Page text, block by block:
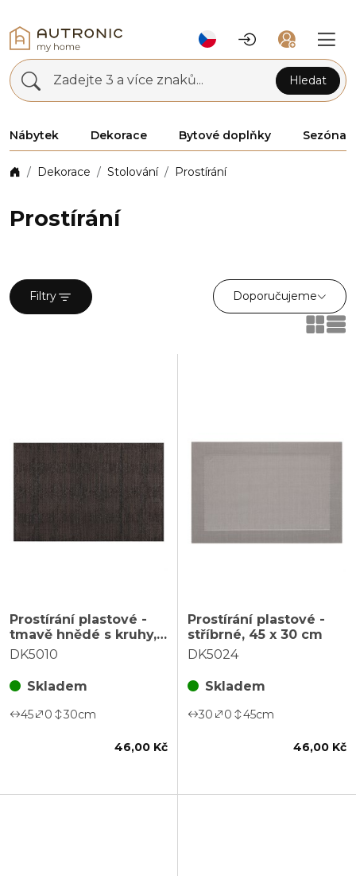
Zadejte 3 a více znaků... Hledat
Nábytek Dekorace Bytové doplňky Sezóna
Dekorace Stolování Prostírání
Prostírání
Filtry Doporučujeme
Prostírání plastové -
tmavě hnědé s kruhy,
45 x 30 cm
DK5010
Skladem
45 0 30cm
46,00 Kč
Prostírání plastové -
stříbrné, 45 x 30 cm
DK5024
Skladem
30 0 45cm
46,00 Kč